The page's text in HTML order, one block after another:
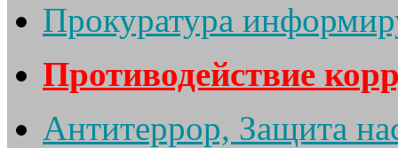
Прокуратура
Противодействие
Антитеррор, Защита